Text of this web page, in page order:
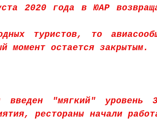
2020 года в ЮАР
туристов, то
момент остается закрытым.
"мягкий" уровень
рестораны начали